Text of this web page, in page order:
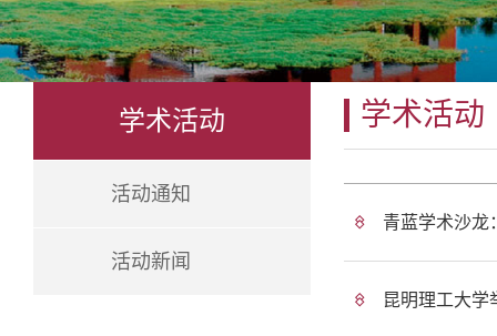
学术活动
活动通知
活动新闻
学术活动
青蓝学术沙龙
昆明理工大学